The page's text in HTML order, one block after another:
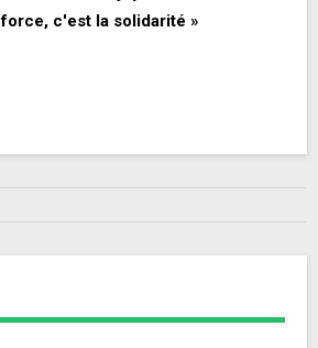
force, c'est la solidarité »